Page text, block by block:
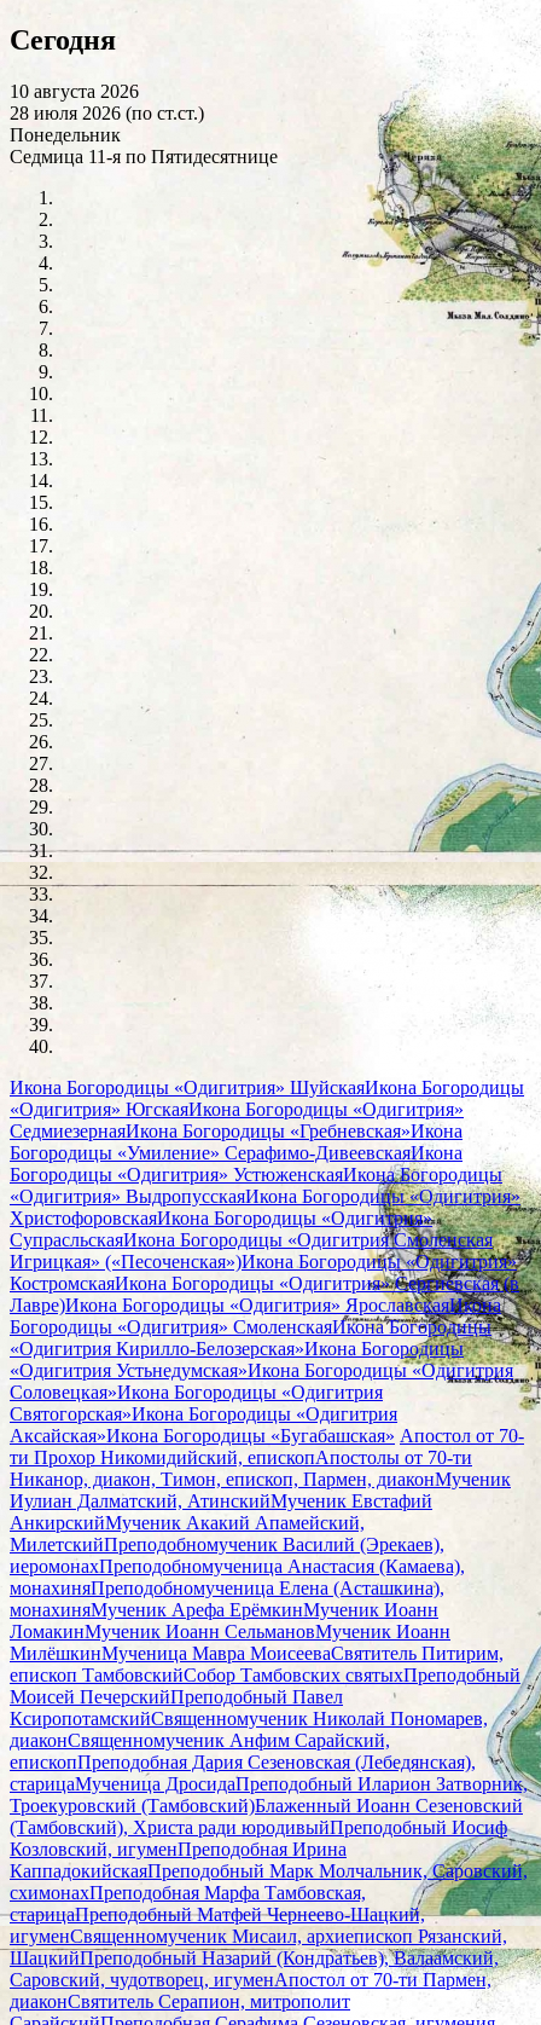
Сегодня
10 августа 2026
28 июля 2026 (по ст.ст.)
Понедельник
Седмица 11-я по Пятидесятнице
Икона Богородицы «Одигитрия» ШуйскаяИкона Богородицы
«Одигитрия» ЮгскаяИкона Богородицы «Одигитрия»
СедмиезернаяИкона Богородицы «Гребневская»Икона
Богородицы «Умиление» Серафимо-ДивеевскаяИкона
Богородицы «Одигитрия» УстюженскаяИкона Богородицы
«Одигитрия» ВыдропусскаяИкона Богородицы «Одигитрия»
ХристофоровскаяИкона Богородицы «Одигитрия»
СупрасльскаяИкона Богородицы «Одигитрия Смоленская
Игрицкая» («Песоченская»)Икона Богородицы «Одигитрия»
КостромскаяИкона Богородицы «Одигитрия» Сергиевская (в
Лавре)Икона Богородицы «Одигитрия» ЯрославскаяИкона
Богородицы «Одигитрия» СмоленскаяИкона Богородицы
«Одигитрия Кирилло-Белозерская»Икона Богородицы
«Одигитрия Устьнедумская»Икона Богородицы «Одигитрия
Соловецкая»Икона Богородицы «Одигитрия
Святогорская»Икона Богородицы «Одигитрия
Аксайская»Икона Богородицы «Бугабашская» Апостол от 70-
ти Прохор Никомидийский, епископАпостолы от 70-ти
Никанор, диакон, Тимон, епископ, Пармен, диаконМученик
Иулиан Далматский, АтинскийМученик Евстафий
АнкирскийМученик Акакий Апамейский,
МилетскийПреподобномученик Василий (Эрекаев),
иеромонахПреподобномученица Анастасия (Камаева),
монахиняПреподобномученица Елена (Асташкина),
монахиняМученик Арефа ЕрёмкинМученик Иоанн
ЛомакинМученик Иоанн СельмановМученик Иоанн
МилёшкинМученица Мавра МоисееваСвятитель Питирим,
епископ ТамбовскийСобор Тамбовских святыхПреподобный
Моисей ПечерскийПреподобный Павел
КсиропотамскийСвященномученик Николай Пономарев,
диаконСвященномученик Анфим Сарайский,
епископПреподобная Дария Сезеновская (Лебедянская),
старицаМученица ДросидаПреподобный Иларион Затворник,
Троекуровский (Тамбовский)Блаженный Иоанн Сезеновский
(Тамбовский), Христа ради юродивыйПреподобный Иосиф
Козловский, игуменПреподобная Ирина
КаппадокийскаяПреподобный Марк Молчальник, Саровский,
схимонахПреподобная Марфа Тамбовская,
старицаПреподобный Матфей Чернеево-Шацкий,
игуменСвященномученик Мисаил, архиепископ Рязанский,
ШацкийПреподобный Назарий (Кондратьев), Валаамский,
Саровский, чудотворец, игуменАпостол от 70-ти Пармен,
диаконСвятитель Серапион, митрополит